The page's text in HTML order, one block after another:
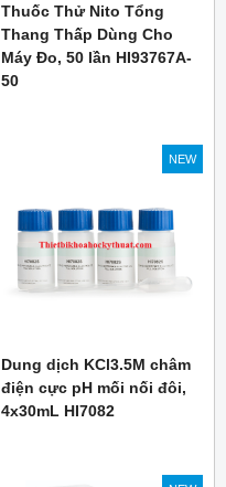
Thuốc Thử Nito Tổng
Thang Thấp Dùng Cho
Máy Đo, 50 lần HI93767A-
50
NEW
Dung dịch KCl3.5M châm
điện cực pH mối nối đôi,
4x30mL HI7082